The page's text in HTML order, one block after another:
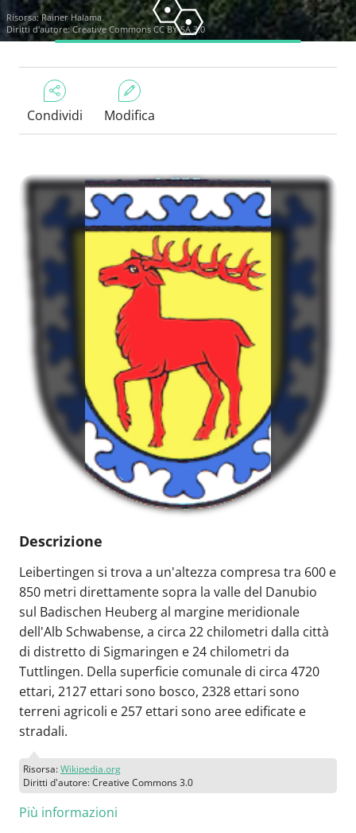
Risorsa:Rainer Halama
Diritti d'autore:Creative Commons CC BY-SA 3.0
Condividi Modifica
Descrizione
Leibertingen si trova a un'altezza compresa tra 600 e
850 metri direttamente sopra la valle del Danubio
sul Badischen Heuberg al margine meridionale
dell'Alb Schwabense, a circa 22 chilometri dalla città
di distretto di Sigmaringen e 24 chilometri da
Tuttlingen. Della superficie comunale di circa 4720
ettari, 2127 ettari sono bosco, 2328 ettari sono
terreni agricoli e 257 ettari sono aree edificate e
stradali.
Risorsa:Wikipedia.org
Diritti d'autore: Creative Commons 3.0
Più informazioni